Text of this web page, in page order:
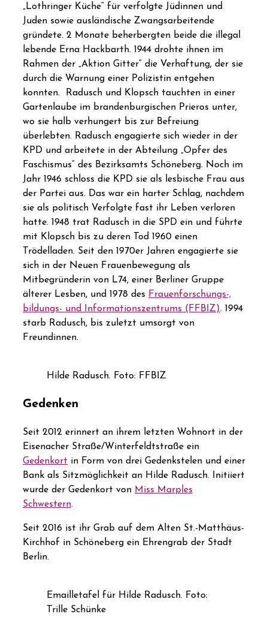
„Lothringer Küche“ für verfolgte Jüdinnen und
Juden sowie ausländische Zwangsarbeitende
gründete. 2 Monate beherbergten beide die illegal
lebende Erna Hackbarth. 1944 drohte ihnen im
Rahmen der „Aktion Gitter“ die Verhaftung, der sie
durch die Warnung einer Polizistin entgehen
konnten. Radusch und Klopsch tauchten in einer
Gartenlaube im brandenburgischen Prieros unter,
wo sie halb verhungert bis zur Befreiung
überlebten. Radusch engagierte sich wieder in der
KPD und arbeitete in der Abteilung „Opfer des
Faschismus“ des Bezirksamts Schöneberg. Noch im
Jahr 1946 schloss die KPD sie als lesbische Frau aus
der Partei aus. Das war ein harter Schlag, nachdem
sie als politisch Verfolgte fast ihr Leben verloren
hatte. 1948 trat Radusch in die SPD ein und führte
mit Klopsch bis zu deren Tod 1960 einen
Trödelladen. Seit den 1970er Jahren engagierte sie
sich in der Neuen Frauenbewegung als
Mitbegründerin von L74, einer Berliner Gruppe
älterer Lesben, und 1978 des Frauenforschungs-,
bildungs- und Informationszentrums (FFBIZ). 1994
starb Radusch, bis zuletzt umsorgt von
Freundinnen.
Hilde Radusch. Foto: FFBIZ
Gedenken
Seit 2012 erinnert an ihrem letzten Wohnort in der
Eisenacher Straße/Winterfeldtstraße ein
Gedenkort in Form von drei Gedenkstelen und einer
Bank als Sitzmöglichkeit an Hilde Radusch. Initiiert
wurde der Gedenkort von Miss Marples
Schwestern.
Seit 2016 ist ihr Grab auf dem Alten St.-Matthäus-
Kirchhof in Schöneberg ein Ehrengrab der Stadt
Berlin.
Emailletafel für Hilde Radusch. Foto:
Trille Schünke